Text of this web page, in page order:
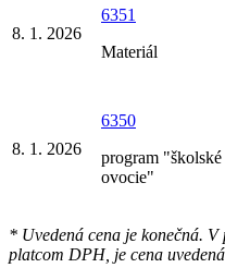
8. 1. 2026
6351
Materiál
8. 1. 2026
6350
program "školské
ovocie"
* Uvedená cena je konečná.
platcom DPH, je cena